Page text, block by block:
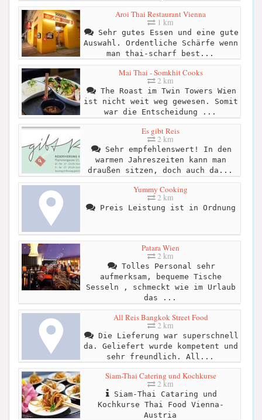
Aroi Thai Restaurant Vienna
1 km
Sehr gutes Essen und eine gute
Auswahl. Ordentliche Schärfe wenn
man thai-scharf best...
Mai Thai - Somkhit Cooks
2 km
The Roast im Twin Towers Wien
ist nicht weit weg gewesen. Somit
war die Entscheidung ...
Es gibt Reis
2 km
Sehr empfehlenswert! In den
warmen Jahreszeiten kann man
draußen sitzen, doch auch da...
Yummy Cooking
2 km
Preis Leistung ist in Ordnung
Patara Wien
2 km
Tolles Personal sehr
aufmerksam, bequeme Tische
Sesseln , schmeckt wie im Urlaub
das ...
All Reis Bangkok Street Food
2 km
Die Lieferung war superschnell
da. Geliefert wurde kompetent und
sehr freundlich. All...
Siam-Thai Catering und Kochkurse
2 km
Siam-Thai Cataring und
Kochkurse Thai Food Vienna-
Austria